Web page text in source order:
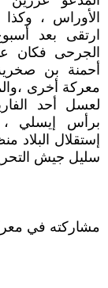
الأوراس ،
ارتقى بعد
أحمنة بن
معركة أخرى
لعسل أحد
برأس إيسلي ،
إستقلال البلاد
سليل جيش
مشاركته في